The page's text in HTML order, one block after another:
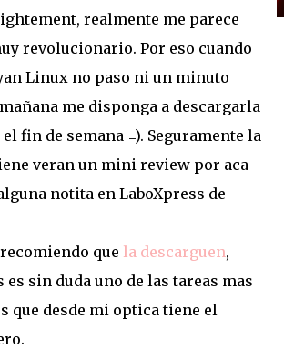
realmente me parece
revolucionario. Por eso cuando
Linux no paso ni un minuto
me disponga a descargarla
fin de semana =). Seguramente la
veran un mini review por aca
notita en LaboXpress de
que la descarguen,
sin duda uno de las tareas mas
que desde mi optica tiene el